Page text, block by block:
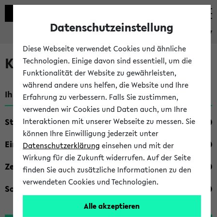
eKVV
Kombisuche im eKVV
Ihre Suchkriterien:
Studienfach
Einrichtung
Zeiten
Sonstiges
Datenschutzeinstellung
Diese Webseite verwendet Cookies und ähnliche
Technologien. Einige davon sind essentiell, um die
Funktionalität der Website zu gewährleisten,
während andere uns helfen, die Website und Ihre
Erfahrung zu verbessern. Falls Sie zustimmen,
verwenden wir Cookies und Daten auch, um Ihre
Interaktionen mit unserer Webseite zu messen. Sie
können Ihre Einwilligung jederzeit unter
Datenschutzerklärung einsehen und mit der
Wirkung für die Zukunft widerrufen. Auf der Seite
finden Sie auch zusätzliche Informationen zu den
verwendeten Cookies und Technologien.
Alle akzeptieren